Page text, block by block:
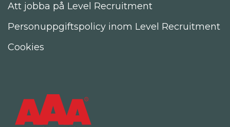
Att jobba på Level Recruitment
Personuppgiftspolicy inom Level Recruitment
Cookies